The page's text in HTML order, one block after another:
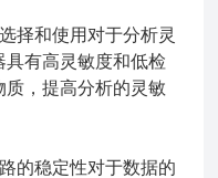
和使用对于分析灵
有高灵敏度和低检
，提高分析的灵敏
稳定性对于数据的